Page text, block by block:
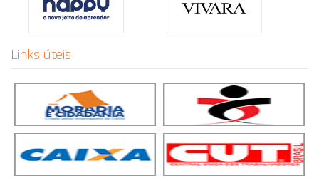
Links úteis